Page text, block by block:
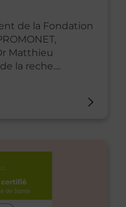
de la Fondation
Matthieu
la reche....